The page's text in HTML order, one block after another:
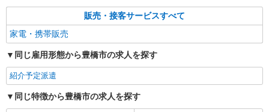
販売・接客サービスすべて
家電・携帯販売
同じ雇用形態から豊橋市の求人を探す
紹介予定派遣
同じ特徴から豊橋市の求人を探す